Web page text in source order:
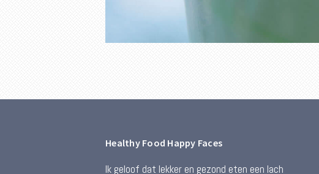
Healthy Food Happy Faces
Ik geloof dat lekker en gezond eten een lach